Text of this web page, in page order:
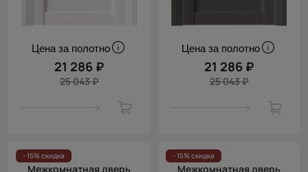
Цена за полотно
21 286 ₽
25 043 ₽
Цена за полотно
21 286 ₽
25 043 ₽
- 15% скидка
Межкомнатная дверь
- 15% скидка
Межкомнатная дверь